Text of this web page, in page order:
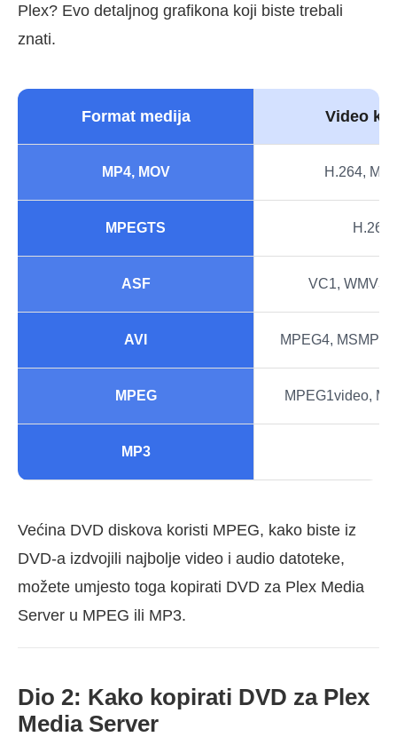
Plex? Evo detaljnog grafikona koji biste trebali
znati.
Format medija Video
MP4, MOV H.264,
MPEGTS H.264
ASF VC1, WMV3,
AVI MPEG4,
MPEG MPEG1video,
MP3
Većina DVD diskova koristi MPEG, kako biste iz
DVD-a izdvojili najbolje video i audio datoteke,
možete umjesto toga kopirati DVD za Plex Media
Server u MPEG ili MP3.
Dio 2: Kako kopirati DVD za Plex
Media Server